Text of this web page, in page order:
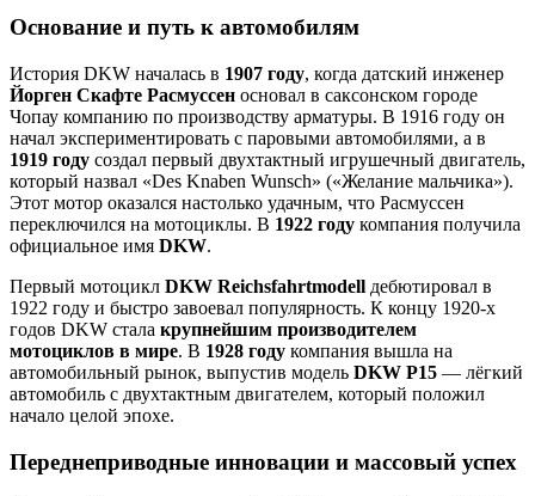
Основание и путь к автомобилям
История DKW началась в 1907 году, когда датский инженер
Йорген Скафте Расмуссен основал в саксонском городе
Чопау компанию по производству арматуры. В 1916 году он
начал экспериментировать с паровыми автомобилями, а в
1919 году создал первый двухтактный игрушечный двигатель,
который назвал «Des Knaben Wunsch» («Желание мальчика»).
Этот мотор оказался настолько удачным, что Расмуссен
переключился на мотоциклы. В 1922 году компания получила
официальное имя DKW.
Первый мотоцикл DKW Reichsfahrtmodell дебютировал в
1922 году и быстро завоевал популярность. К концу 1920-х
годов DKW стала крупнейшим производителем
мотоциклов в мире. В 1928 году компания вышла на
автомобильный рынок, выпустив модель DKW P15 — лёгкий
автомобиль с двухтактным двигателем, который положил
начало целой эпохе.
Переднеприводные инновации и массовый успех